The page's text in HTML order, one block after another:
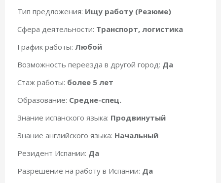
Тип предложения: Ищу работу (Резюме)
Сфера деятельности: Транспорт, логистика
График работы: Любой
Возможность переезда в другой город: Да
Стаж работы: более 5 лет
Образование: Средне-спец.
Знание испанского языка: Продвинутый
Знание английского языка: Начальный
Резидент Испании: Да
Разрешение на работу в Испании: Да